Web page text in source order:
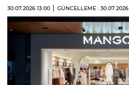
30.07.2026 13:00 GÜNCELLEME : 30.07.2026